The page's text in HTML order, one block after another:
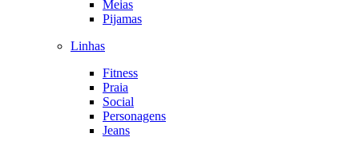
Meias
Pijamas
Linhas
Fitness
Praia
Social
Personagens
Jeans